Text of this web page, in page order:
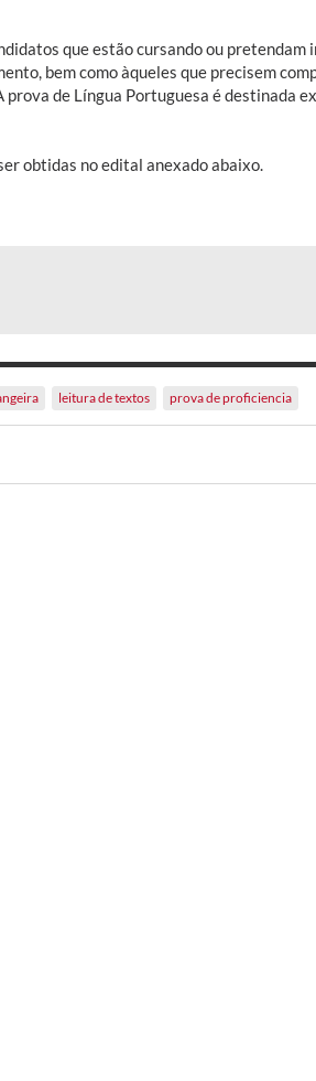
que estão cursando ou pretendam
bem como àqueles que precisem
prova de Língua Portuguesa é destinada
obtidas no edital anexado abaixo.
leitura de textos prova de proficiencia